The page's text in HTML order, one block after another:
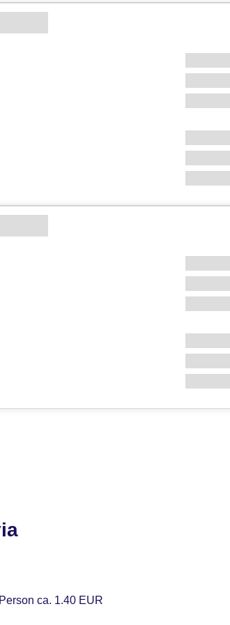
ca. 1.40 EUR